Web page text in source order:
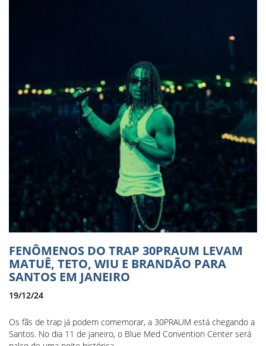
FENÔMENOS DO TRAP 30PRAUM LEVAM
MATUÊ, TETO, WIU E BRANDÃO PARA
SANTOS EM JANEIRO
19/12/24
Os fãs de trap já podem comemorar, a 30PRAUM está chegando a
Santos. No dia 11 de janeiro, o Blue Med Convention Center será